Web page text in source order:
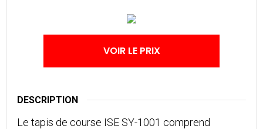
VOIR LE PRIX
DESCRIPTION
Le tapis de course ISE SY-1001 comprend